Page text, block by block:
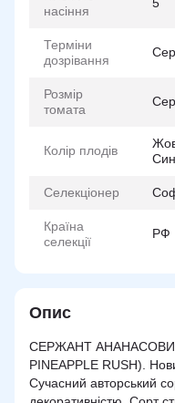
насіння
Терміни
дозрівання
Розмір
томата
Колір плодів
Селекціонер
Країна
селекції
РФ
Опис
СЕРЖАНТ
PINEAPPLE RUSH).
Сучасний авторський